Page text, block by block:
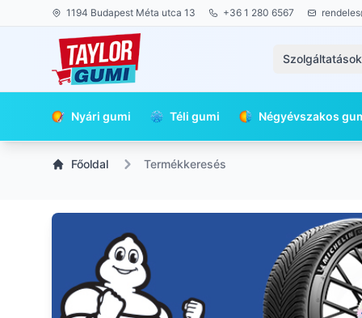
1194 Budapest Méta utca 13 +36 1 280 6567
Szolgáltatások
Nyári gumi Téli gumi Négyévszakos
Főoldal Termékkeresés